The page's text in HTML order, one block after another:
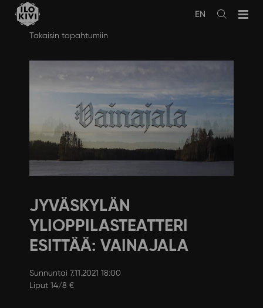
Avaa
EN
Takaisin tapahtumiin
JYVÄSKYLÄN
YLIOPPILASTEATTERI
ESITTÄÄ: VAINAJALA
Sunnuntai 7.11.2021 18:00
Liput 14/8 €